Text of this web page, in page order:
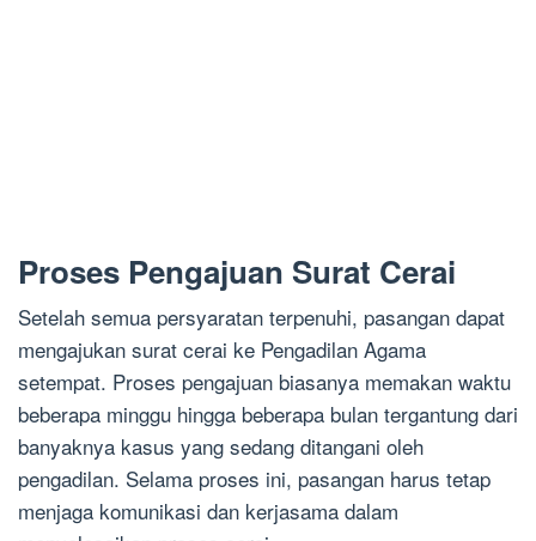
Proses Pengajuan Surat Cerai
Setelah semua persyaratan terpenuhi, pasangan dapat
mengajukan surat cerai ke Pengadilan Agama
setempat. Proses pengajuan biasanya memakan waktu
beberapa minggu hingga beberapa bulan tergantung dari
banyaknya kasus yang sedang ditangani oleh
pengadilan. Selama proses ini, pasangan harus tetap
menjaga komunikasi dan kerjasama dalam